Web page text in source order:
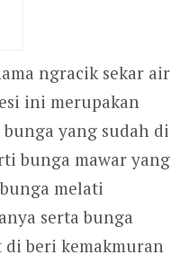
ngracik sekar air
ini merupakan
yang sudah di
bunga mawar yang
melati
serta bunga
di beri kemakmuran